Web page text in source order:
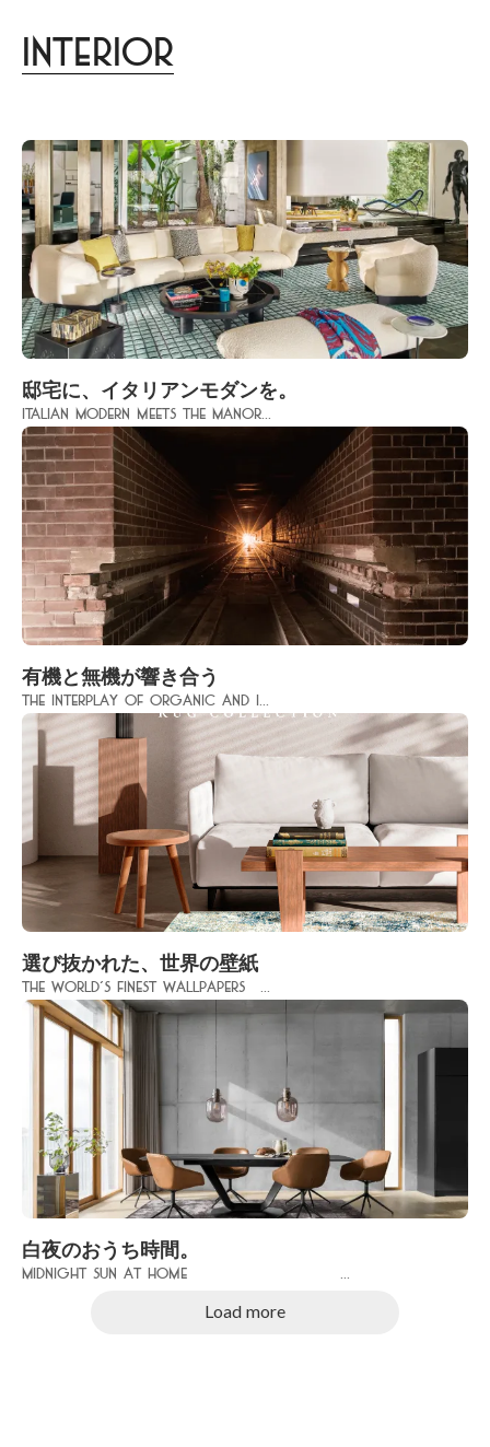
Interior
邸宅に、イタリアンモダンを。
Italian Modern meets the Manor...
有機と無機が響き合う
The interplay of organic and i...
選び抜かれた、世界の壁紙
The World’s Finest Wallpapers ...
白夜のおうち時間。
Midnight Sun at Home ...
Load more